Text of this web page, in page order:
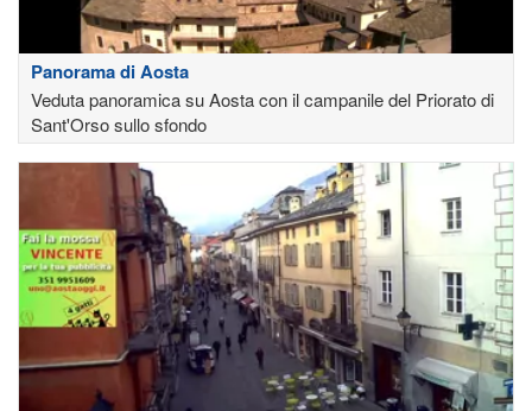
Panorama di Aosta
Veduta panoramica su Aosta con il campanile del Priorato di
Sant'Orso sullo sfondo